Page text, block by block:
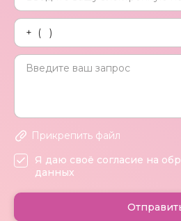
Прикрепить файл
Я даю своё согласие на
данных